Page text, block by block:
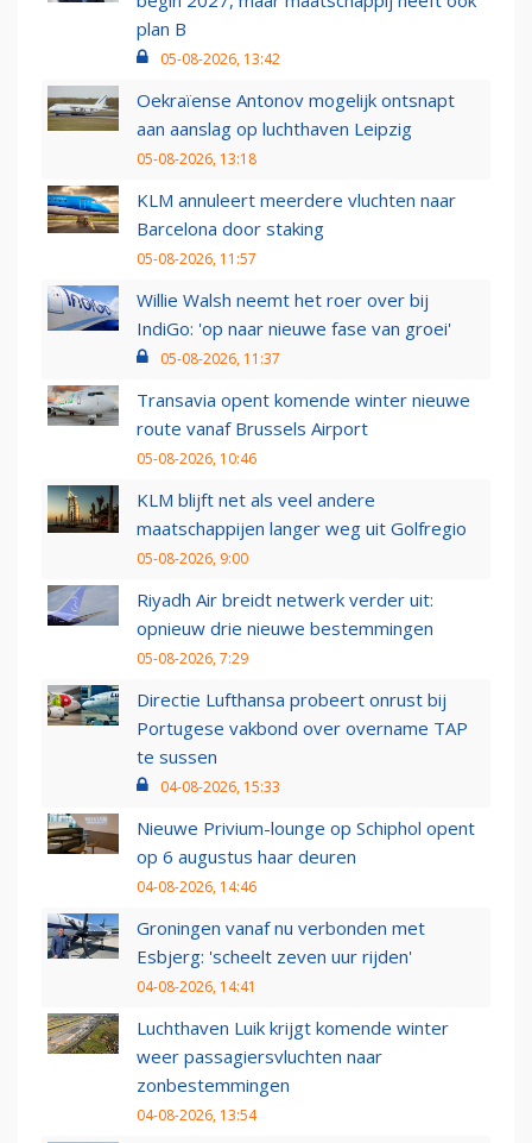
plan B
05-08-2026, 13:42
Oekraïense Antonov mogelijk ontsnapt
aan aanslag op luchthaven Leipzig
05-08-2026, 13:18
KLM annuleert meerdere vluchten naar
Barcelona door staking
05-08-2026, 11:57
Willie Walsh neemt het roer over bij
IndiGo: 'op naar nieuwe fase van groei'
05-08-2026, 11:37
Transavia opent komende winter nieuwe
route vanaf Brussels Airport
05-08-2026, 10:46
KLM blijft net als veel andere
maatschappijen langer weg uit Golfregio
05-08-2026, 9:00
Riyadh Air breidt netwerk verder uit:
opnieuw drie nieuwe bestemmingen
05-08-2026, 7:29
Directie Lufthansa probeert onrust bij
Portugese vakbond over overname TAP
te sussen
04-08-2026, 15:33
Nieuwe Privium-lounge op Schiphol opent
op 6 augustus haar deuren
04-08-2026, 14:46
Groningen vanaf nu verbonden met
Esbjerg: 'scheelt zeven uur rijden'
04-08-2026, 14:41
Luchthaven Luik krijgt komende winter
weer passagiersvluchten naar
zonbestemmingen
04-08-2026, 13:54